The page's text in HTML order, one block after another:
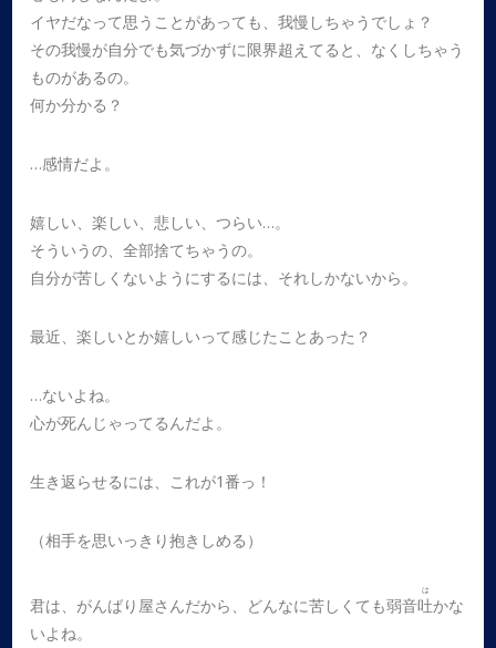
イヤだなって思うことがあっても、我慢しちゃうでしょ？
その我慢が自分でも気づかずに限界超えてると、なくしちゃう
ものがあるの。
何か分かる？
…感情だよ。
嬉しい、楽しい、悲しい、つらい…。
そういうの、全部捨てちゃうの。
自分が苦しくないようにするには、それしかないから。
最近、楽しいとか嬉しいって感じたことあった？
…ないよね。
心が死んじゃってるんだよ。
生き返らせるには、これが1番っ！
（相手を思いっきり抱きしめる）
君は、がんばり屋さんだから、どんなに苦しくても弱音吐
は
かな
いよね。